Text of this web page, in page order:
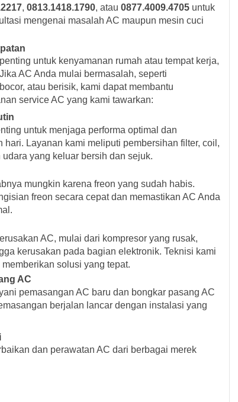
, 0813.1418.1790, atau 0877.4009.4705 untuk
mengenai masalah AC maupun mesin cuci
untuk kenyamanan rumah atau tempat kerja,
AC Anda mulai bermasalah, seperti
atau berisik, kami dapat membantu
service AC yang kami tawarkan:
untuk menjaga performa optimal dan
hari. Layanan kami meliputi pembersihan filter, coil,
yang keluar bersih dan sejuk.
mungkin karena freon yang sudah habis.
freon secara cepat dan memastikan AC Anda
AC, mulai dari kompresor yang rusak,
kerusakan pada bagian elektronik. Teknisi kami
solusi yang tepat.
AC
pemasangan AC baru dan bongkar pasang AC
berjalan lancar dengan instalasi yang
dan perawatan AC dari berbagai merek